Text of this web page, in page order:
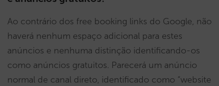
Ao contrário dos free booking links do Google, não
haverá nenhum espaço adicional para estes
anúncios e nenhuma distinção identificando-os
como anúncios gratuitos. Parecerá um anúncio
normal de canal direto, identificado como “website